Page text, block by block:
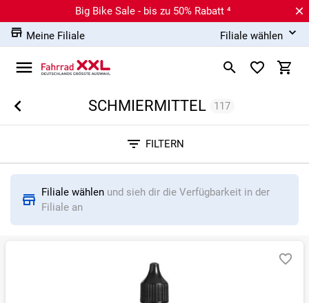
Big Bike Sale - bis zu 50% Rabatt ⁴
Meine Filiale
Filiale wählen
SCHMIERMITTEL 117
FILTERN
Filiale wählen und sieh dir die Verfügbarkeit in der
Filiale an